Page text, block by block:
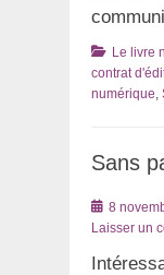
Catégories
Le livre
contrat
numérique,
Sans
Posté
le
8
Laisser un